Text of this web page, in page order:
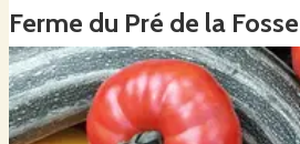
Ferme du Pré de la Fosse